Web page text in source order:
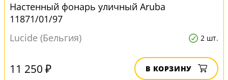
Настенный фонарь уличный Aruba
11871/01/97
Lucide (Бельгия)
2 шт.
11 250 ₽ В КОРЗИНУ